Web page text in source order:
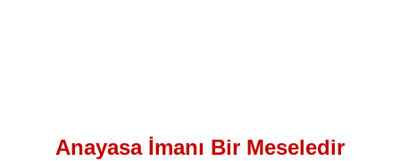
Anayasa İmanı Bir Meseledir